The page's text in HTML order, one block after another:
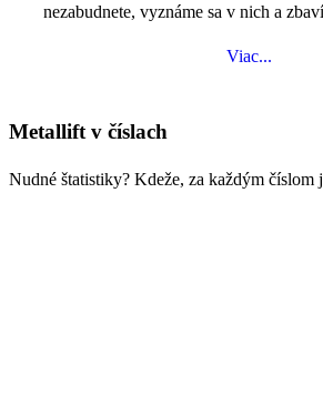
nezabudnete, vyznáme sa v nich a
Viac...
Metallift v číslach
Nudné štatistiky? Kdeže, za každým číslom